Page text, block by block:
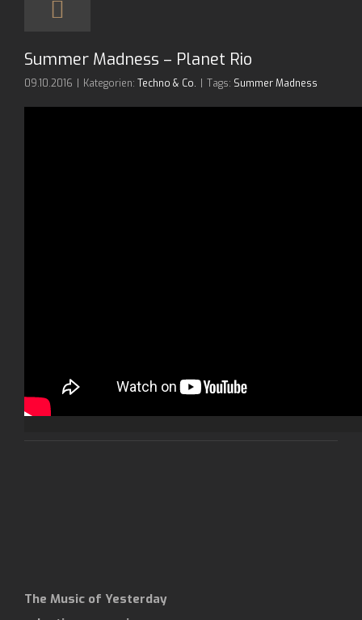
Summer Madness – Planet Rio
09.10.2016 Kategorien: Techno & Co. Tags: Summer Madness
The Music of Yesterday